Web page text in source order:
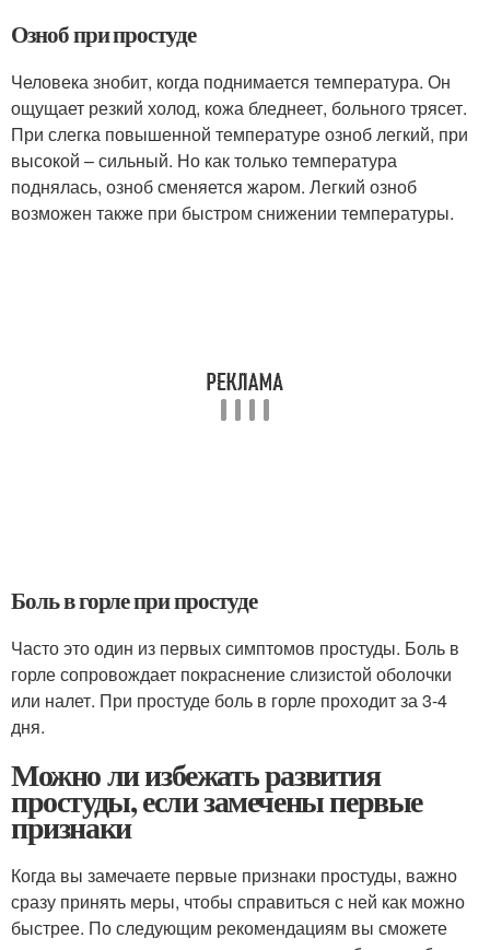
Озноб при простуде
Человека знобит, когда поднимается температура. Он
ощущает резкий холод, кожа бледнеет, больного трясет.
При слегка повышенной температуре озноб легкий, при
высокой – сильный. Но как только температура
поднялась, озноб сменяется жаром. Легкий озноб
возможен также при быстром снижении температуры.
Боль в горле при простуде
Часто это один из первых симптомов простуды. Боль в
горле сопровождает покраснение слизистой оболочки
или налет. При простуде боль в горле проходит за 3-4
дня.
Можно ли избежать развития
простуды, если замечены первые
признаки
Когда вы замечаете первые признаки простуды, важно
сразу принять меры, чтобы справиться с ней как можно
быстрее. По следующим рекомендациям вы сможете